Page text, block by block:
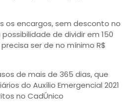
os encargos, sem desconto no
de dividir em 150
ser de no mínimo R$
de mais de 365 dias, que
do Auxílio Emergencial 2021
no CadÚnico